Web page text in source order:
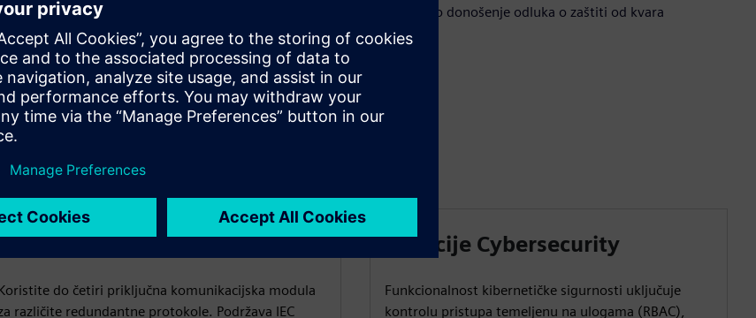
kritična infrastruktura funkcionirala.
informirano donošenje odluka o zaštiti od kvara
prekidača.
protokoli
do četiri priključna komunikacijska modula
različite redundantne protokole. Podržava IEC
Funkcije Cybersecurity
Funkcionalnost kibernetičke sigurnosti uključuje
kontrolu pristupa temeljenu na ulogama (RBAC),